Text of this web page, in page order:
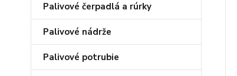
Palivové čerpadlá a rúrky
Palivové nádrže
Palivové potrubie